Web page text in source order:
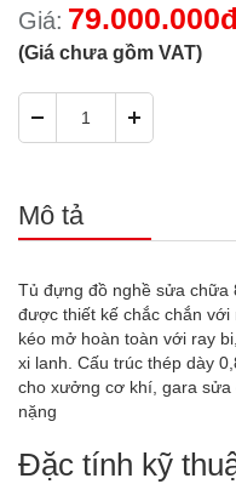
Giá:
(Giá chưa gồm VAT)
Mô tả
Tủ đựng đồ nghề sửa chữa
được thiết kế chắc chắn
kéo mở hoàn toàn với ray
xi lanh. Cấu trúc thép dày
cho xưởng cơ khí, gara
nặng
Đặc tính kỹ